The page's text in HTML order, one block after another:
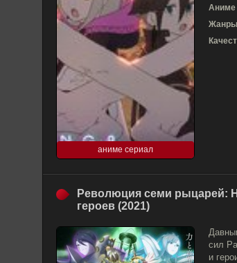
аниме сериал
Революция семи рыцарей:
героев (2021)
сил
и